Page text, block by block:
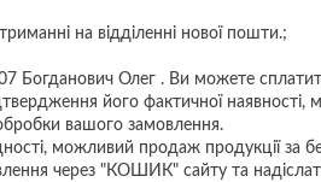
на відділенні нової пошти.;
Богданович Олег . Ви можете
його фактичної
вашого замовлення.
можливий продаж продукції за
через "КОШИК" сайту та